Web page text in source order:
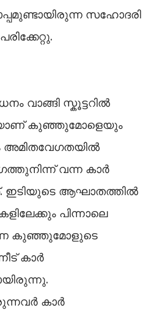
സഹോദരി
വാങ്ങി സ്കൂട്ടറില്‍
കുഞ്ഞുമോളെയും
വന്ന കാർ
ഇടിയുടെ ആഘാതത്തില്‍
പിന്നാലെ
കുഞ്ഞുമോളുടെ
കാർ
കാർ